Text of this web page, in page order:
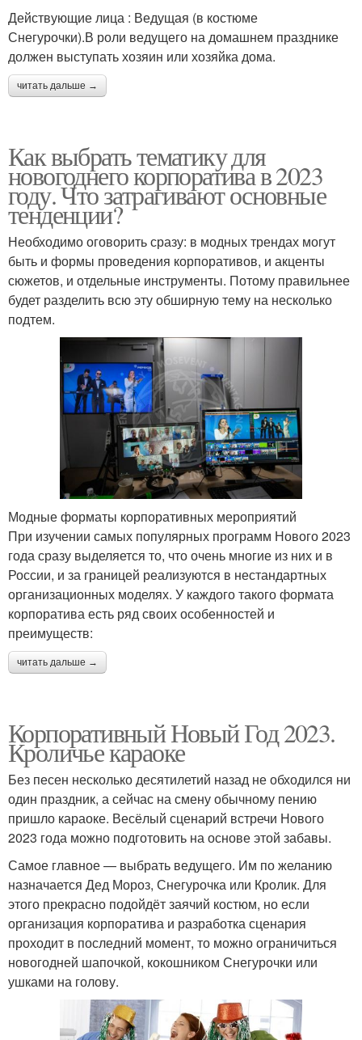
Действующие лица : Ведущая (в костюме
Снегурочки).В роли ведущего на домашнем празднике
должен выступать хозяин или хозяйка дома.
читать дальше →
Как выбрать тематику для
новогоднего корпоратива в 2023
году. Что затрагивают основные
тенденции?
Необходимо оговорить сразу: в модных трендах могут
быть и формы проведения корпоративов, и акценты
сюжетов, и отдельные инструменты. Потому правильнее
будет разделить всю эту обширную тему на несколько
подтем.
Модные форматы корпоративных мероприятий
При изучении самых популярных программ Нового 2023
года сразу выделяется то, что очень многие из них и в
России, и за границей реализуются в нестандартных
организационных моделях. У каждого такого формата
корпоратива есть ряд своих особенностей и
преимуществ:
читать дальше →
Корпоративный Новый Год 2023.
Кроличье караоке
Без песен несколько десятилетий назад не обходился ни
один праздник, а сейчас на смену обычному пению
пришло караоке. Весёлый сценарий встречи Нового
2023 года можно подготовить на основе этой забавы.
Самое главное — выбрать ведущего. Им по желанию
назначается Дед Мороз, Снегурочка или Кролик. Для
этого прекрасно подойдёт заячий костюм, но если
организация корпоратива и разработка сценария
проходит в последний момент, то можно ограничиться
новогодней шапочкой, кокошником Снегурочки или
ушками на голову.